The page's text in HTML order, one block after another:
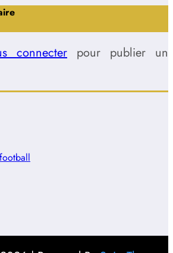
connecter pour publier un